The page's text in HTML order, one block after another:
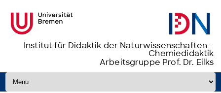
Institut für Didaktik der Naturwissenschaften –
Chemiedidaktik
Arbeitsgruppe Prof. Dr. Eilks
Zum Inhalt springen